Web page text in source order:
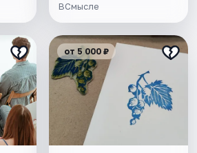
ВСмысле
от 5 000 ₽